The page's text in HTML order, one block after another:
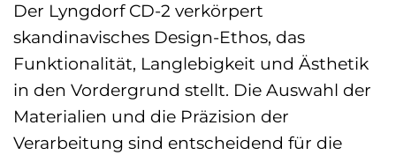
Der Lyngdorf CD-2 verkörpert
skandinavisches Design-Ethos, das
Funktionalität, Langlebigkeit und Ästhetik
in den Vordergrund stellt. Die Auswahl der
Materialien und die Präzision der
Verarbeitung sind entscheidend für die